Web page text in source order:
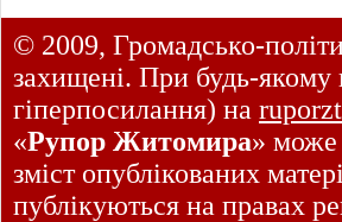
© 2009, Громадсько-
захищені. При будь-якому
гіперпосилання) на
«Рупор Житомира» може
зміст опублікованих
публікуються на правах